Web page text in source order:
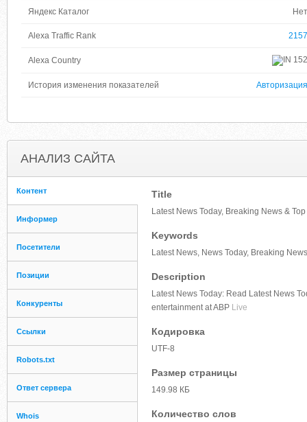
Яндекс Каталог Нет
Alexa Traffic Rank 2157
Alexa Country 152
История изменения показателей Авторизация
АНАЛИЗ САЙТА
Контент
Информер
Посетители
Позиции
Конкуренты
Ссылки
Robots.txt
Ответ сервера
Whois
Title
Latest News Today, Breaking News &
Keywords
Latest News, News Today, Breaking
Description
Latest News Today: Read Latest News
entertainment at ABP Live
Кодировка
UTF-8
Размер страницы
149.98 КБ
Количество слов